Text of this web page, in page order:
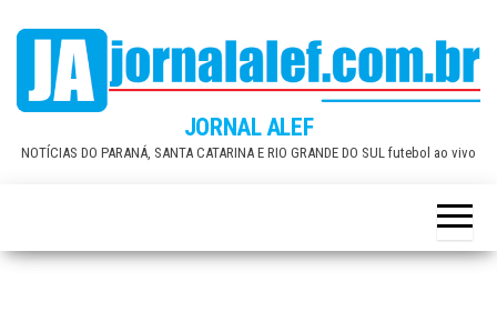
content
JORNAL ALEF
NOTÍCIAS DO PARANÁ, SANTA CATARINA E RIO GRANDE DO SUL futebol ao vivo